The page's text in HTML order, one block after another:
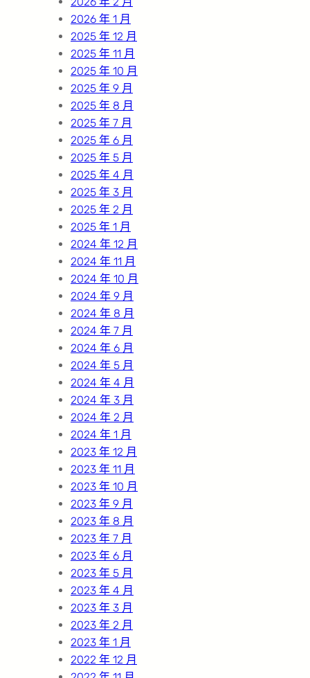
2026 年 1 月
2025 年 12 月
2025 年 11 月
2025 年 10 月
2025 年 9 月
2025 年 8 月
2025 年 7 月
2025 年 6 月
2025 年 5 月
2025 年 4 月
2025 年 3 月
2025 年 2 月
2025 年 1 月
2024 年 12 月
2024 年 11 月
2024 年 10 月
2024 年 9 月
2024 年 8 月
2024 年 7 月
2024 年 6 月
2024 年 5 月
2024 年 4 月
2024 年 3 月
2024 年 2 月
2024 年 1 月
2023 年 12 月
2023 年 11 月
2023 年 10 月
2023 年 9 月
2023 年 8 月
2023 年 7 月
2023 年 6 月
2023 年 5 月
2023 年 4 月
2023 年 3 月
2023 年 2 月
2023 年 1 月
2022 年 12 月